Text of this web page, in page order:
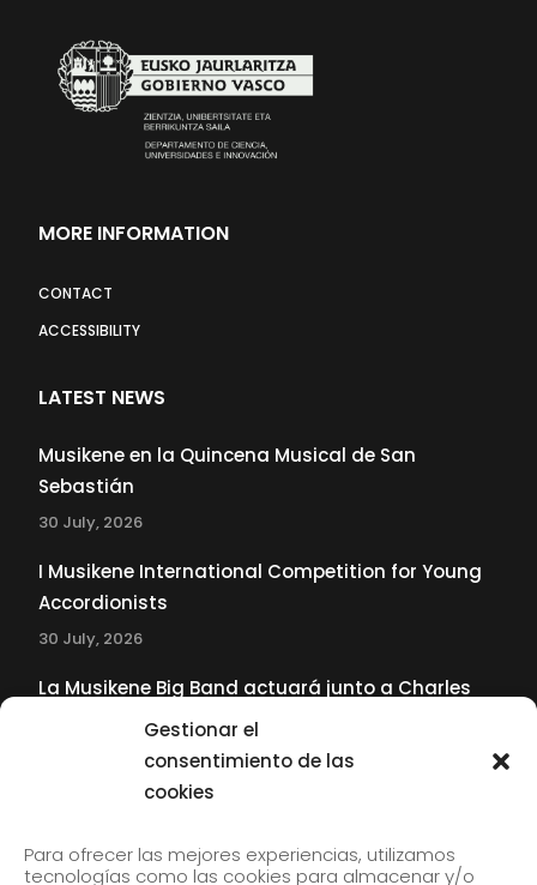
Gestionar el
consentimiento de las
cookies
Para ofrecer las mejores experiencias, utilizamos
tecnologías como las cookies para almacenar y/o
MORE INFORMATION
CONTACT
ACCESSIBILITY
LATEST NEWS
Musikene en la Quincena Musical de San
Sebastián
30 July, 2026
I Musikene International Competition for Young
Accordionists
30 July, 2026
La Musikene Big Band actuará junto a Charles
Tolliver en el 61 Jazzaldia